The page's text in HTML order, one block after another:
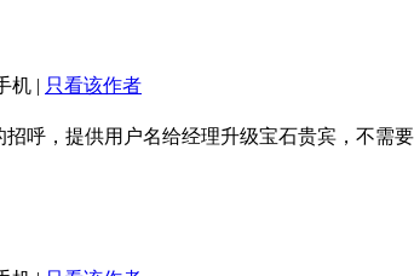
机 | 只看该作者
呼，提供用户名给经理升级宝石贵宾，不需